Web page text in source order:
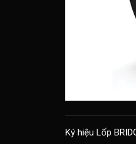
Ký hiệu Lốp